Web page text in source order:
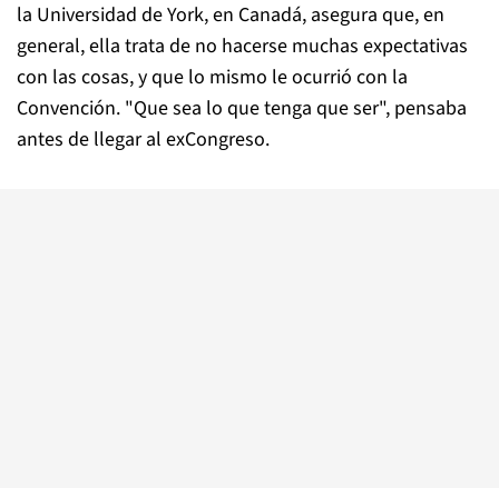
la Universidad de York, en Canadá, asegura que, en
general, ella trata de no hacerse muchas expectativas
con las cosas, y que lo mismo le ocurrió con la
Convención. "Que sea lo que tenga que ser", pensaba
antes de llegar al exCongreso.